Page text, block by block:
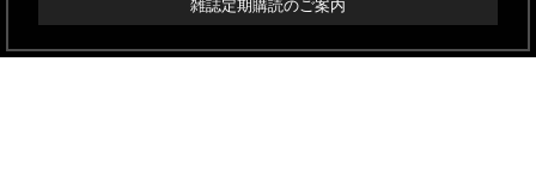
雑誌定期購読のご案内